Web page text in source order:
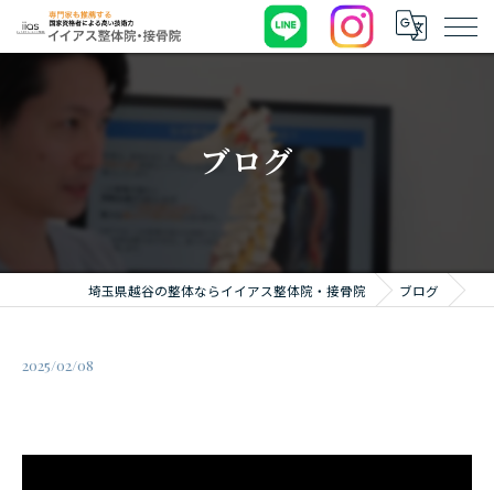
ブログ
埼玉県越谷の整体ならイイアス整体院・接骨院 ブログ
2025/02/08